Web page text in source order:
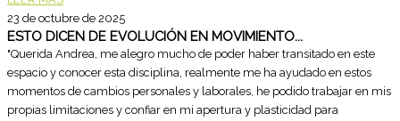
23 de octubre de 2025
ESTO DICEN DE EVOLUCIÓN EN MOVIMIENTO...
"Querida Andrea, me alegro mucho de poder haber transitado en este
espacio y conocer esta disciplina, realmente me ha ayudado en estos
momentos de cambios personales y laborales, he podido trabajar en mis
propias limitaciones y confiar en mi apertura y plasticidad para